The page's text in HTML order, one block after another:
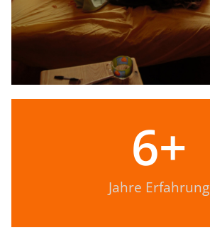
Jahre Erfahrung
6+